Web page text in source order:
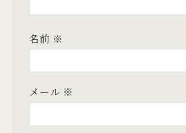
名前 ※
メール ※